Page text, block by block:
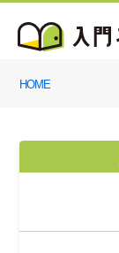
HOME